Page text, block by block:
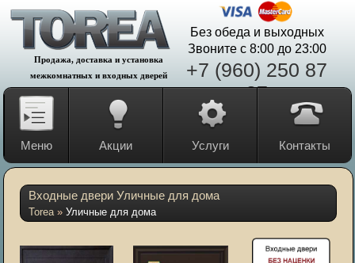
Продажа, доставка и установка
межкомнатных и входных дверей
Без обеда и выходных
Звоните с 8:00 до 23:00
+7 (960) 250 87
87
Меню Акции Услуги Контакты
Входные двери Уличные для дома
Torea» Уличные для дома